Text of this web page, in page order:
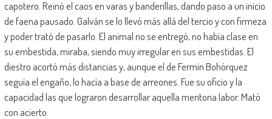
capotero. Reinó el caos en varas y banderillas, dando paso a un inicio
de faena pausado. Galván se lo llevó más allá del tercio y con firmeza
y poder trató de pasarlo. El animal no se entregó, no había clase en
su embestida, miraba, siendo muy irregular en sus embestidas. El
diestro acortó más distancias y, aunque el de Fermín Bohórquez
seguía el engaño, lo hacía a base de arreones. Fue su oficio y la
capacidad las que lograron desarrollar aquella meritoria labor. Mató
con acierto.